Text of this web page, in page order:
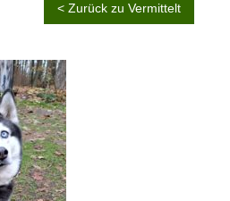
< Zurück zu Vermittelt